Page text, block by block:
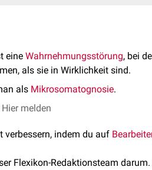
eine Wahrnehmungsstörung, bei
als sie in Wirklichkeit sind.
als Mikrosomatognosie.
Hier melden
verbessern, indem du auf
Flexikon-Redaktionsteam